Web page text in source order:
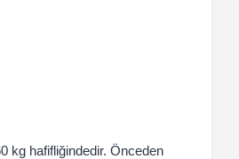
kg hafifliğindedir. Önceden